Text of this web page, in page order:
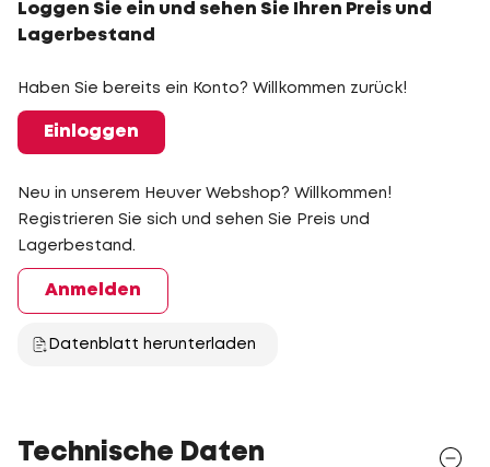
Loggen Sie ein und sehen Sie Ihren Preis und
Lagerbestand
Haben Sie bereits ein Konto? Willkommen zurück!
Einloggen
Neu in unserem Heuver Webshop? Willkommen!
Registrieren Sie sich und sehen Sie Preis und
Lagerbestand.
Anmelden
Datenblatt herunterladen
Technische Daten